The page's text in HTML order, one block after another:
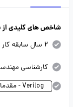
شاخص های کلیدی از
2 سال سابقه کار در گروه شغلی مشابه
کارشناسی
Verilog - مقدماتی